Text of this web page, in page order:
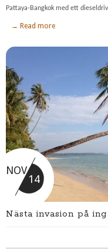
Pattaya-Bangkok med ett
→ Read more
NOV
14
Nästa invasion på